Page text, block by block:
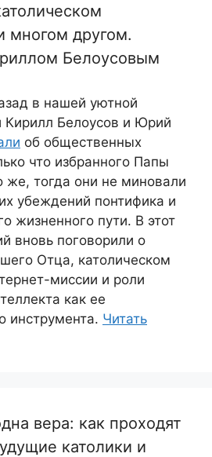
многом другом.
Белоусовым
в нашей уютной
Кирилл Белоусов и Юрий
об общественных
что избранного Папы
же, тогда они не миновали
убеждений понтифика и
жизненного пути. В этот
вновь поговорили о
Отца, католическом
миссии и роли
как ее
инструмента. Читать
вера: как проходят
католики и